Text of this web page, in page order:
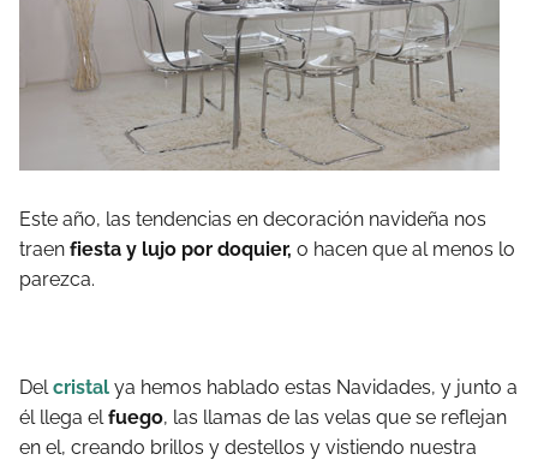
Este año, las tendencias en decoración navideña nos
traen fiesta y lujo por doquier, o hacen que al menos lo
parezca.
Delcristal ya hemos hablado estas Navidades, y junto a
él llega elfuego, las llamas de las velas que se reflejan
en el, creando brillos y destellos y vistiendo nuestra